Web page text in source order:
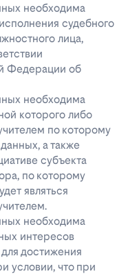
необходима
судебного
лица,
Федерации об
необходима
которого либо
по которому
а также
субъекта
по которому
являться
необходима
интересов
достижения
условии, что при